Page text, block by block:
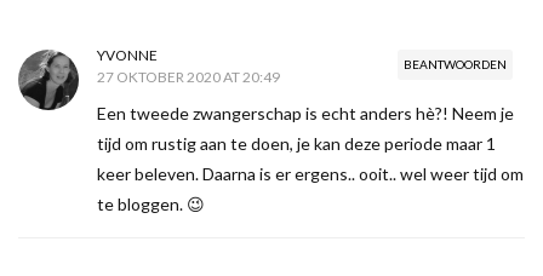
BEANTWOORDEN
YVONNE
27 OKTOBER 2020 AT 20:49
Een tweede zwangerschap is echt anders hè?! Neem je
tijd om rustig aan te doen, je kan deze periode maar 1
keer beleven. Daarna is er ergens.. ooit.. wel weer tijd om
te bloggen. 😉